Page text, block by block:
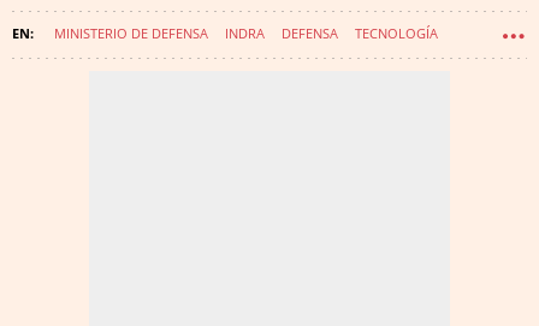
MINISTERIO DE DEFENSA INDRA DEFENSA TECNOLOGÍA